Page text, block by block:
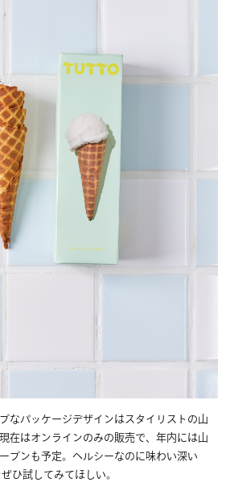
なパッケージデザインはスタイリストの山
在はオンラインのみの販売で、年内には山
プンも予定。ヘルシーなのに味わい深い
ひ試してみてほしい。